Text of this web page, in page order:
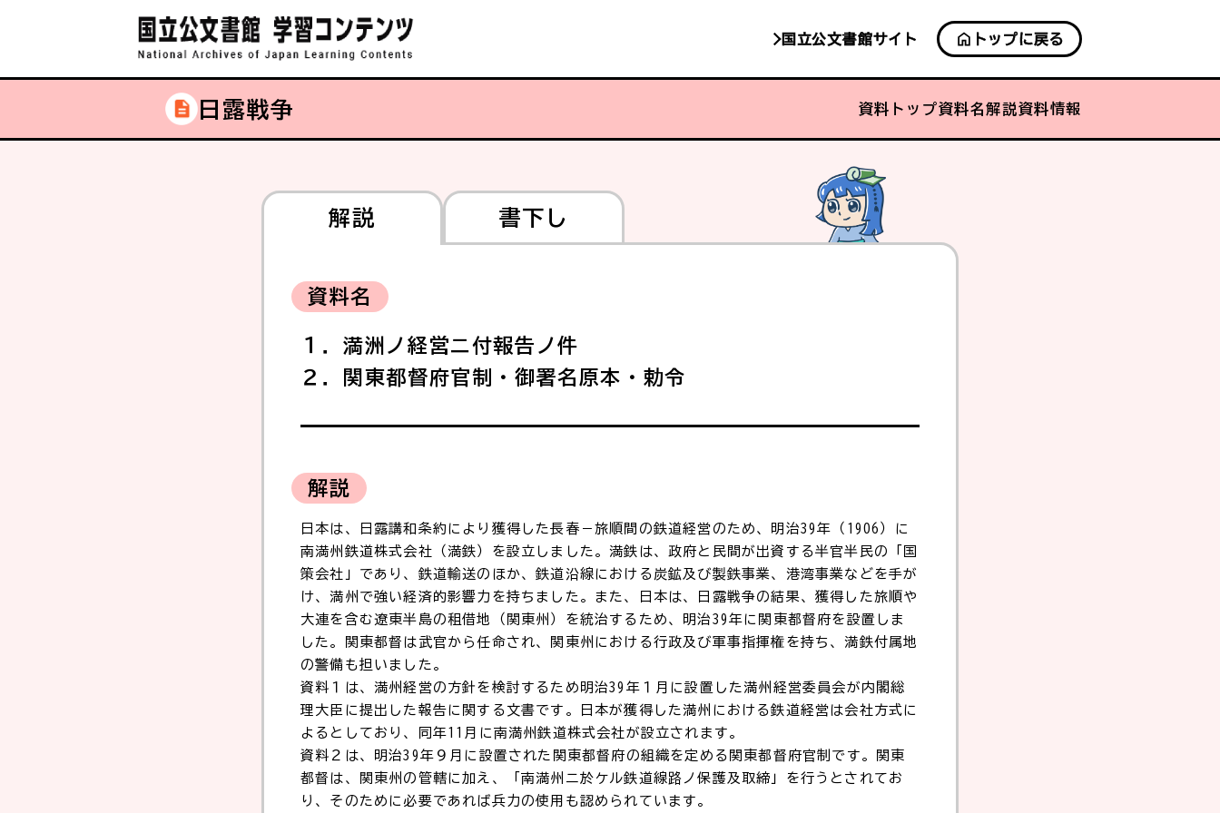
国立公文書館サイト トップに戻る
日露戦争 資料トップ資料名解説資料情報
解説 書下し
資料名
１．満洲ノ経営ニ付報告ノ件
２．関東都督府官制・御署名原本・勅令
解説
日本は、日露講和条約により獲得した長春－旅順間の鉄道経営のため、明治39年（1906）に
南満州鉄道株式会社（満鉄）を設立しました。満鉄は、政府と民間が出資する半官半民の「国
策会社」であり、鉄道輸送のほか、鉄道沿線における炭鉱及び製鉄事業、港湾事業などを手が
け、満州で強い経済的影響力を持ちました。また、日本は、日露戦争の結果、獲得した旅順や
大連を含む遼東半島の租借地（関東州）を統治するため、明治39年に関東都督府を設置しま
した。関東都督は武官から任命され、関東州における行政及び軍事指揮権を持ち、満鉄付属地
の警備も担いました。
資料１は、満州経営の方針を検討するため明治39年１月に設置した満州経営委員会が内閣総
理大臣に提出した報告に関する文書です。日本が獲得した満州における鉄道経営は会社方式に
よるとしており、同年11月に南満州鉄道株式会社が設立されます。
資料２は、明治39年９月に設置された関東都督府の組織を定める関東都督府官制です。関東
都督は、関東州の管轄に加え、「南満州ニ於ケル鉄道線路ノ保護及取締」を行うとされてお
り、そのために必要であれば兵力の使用も認められています。